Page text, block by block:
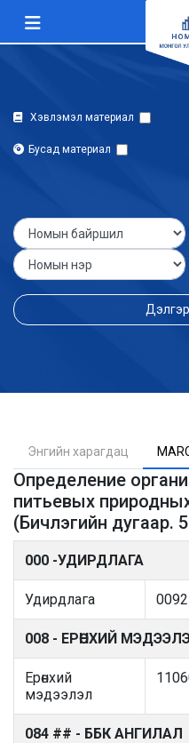
Хэвлэмэл материал
Бусад материал
Энгийн харагдац
Определение
питьевых
(Бичлэгийн дугаар.
000 -УДИРДЛАГА
Удирдлага
008 - ЕРӨНХИЙ
Ерөнхий
мэдээлэл
084 ## - ББК АНГИЛАЛ